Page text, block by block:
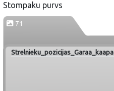
Stompaku purvs
71
Strelnieku_pozicijas_Garaa_kaapa